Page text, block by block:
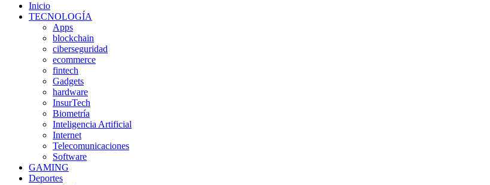
Inicio
TECNOLOGÍA
Apps
blockchain
ciberseguridad
ecommerce
fintech
Gadgets
hardware
InsurTech
Biometría
Inteligencia Artificial
Internet
Telecomunicaciones
Software
GAMING
Deportes